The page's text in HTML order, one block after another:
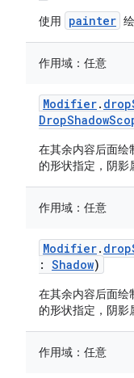
使用 painter
作用域： 任意
Modifier.
在其余内容后面绘
的形状指定，阴影
作用域： 任意
Modifier.
: Shadow)
在其余内容后面绘
的形状指定，阴影
作用域： 任意